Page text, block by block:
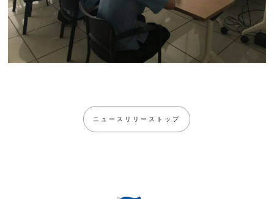
ニュースリリーストップ